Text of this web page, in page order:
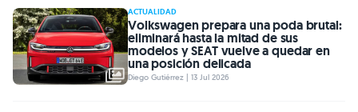
ACTUALIDAD
Volkswagen prepara una poda brutal:
eliminará hasta la mitad de sus
modelos y SEAT vuelve a quedar en
una posición delicada
Diego Gutiérrez | 13 Jul 2026